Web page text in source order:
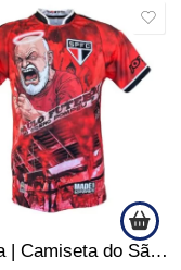
Camisa | Camiseta do São Paulo FC – Torcida que Coduz – Produto Oficial